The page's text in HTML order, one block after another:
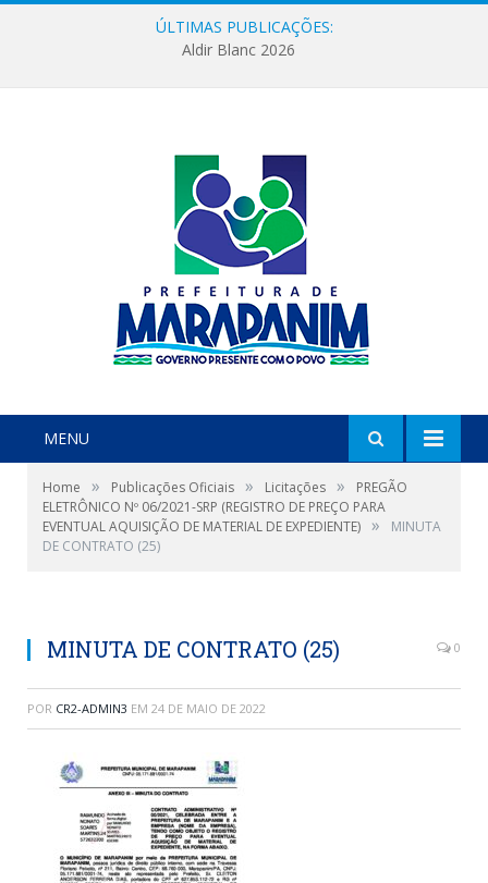
ÚLTIMAS PUBLICAÇÕES:
Aldir Blanc 2026
MENU
Home » Publicações Oficiais » Licitações »
PREGÃO
ELETRÔNICO Nº 06/2021-SRP (REGISTRO DE PREÇO PARA
EVENTUAL AQUISIÇÃO DE MATERIAL DE EXPEDIENTE) »
MINUTA
DE CONTRATO (25)
MINUTA DE CONTRATO (25) 0
POR CR2-ADMIN3 EM 24 DE MAIO DE 2022